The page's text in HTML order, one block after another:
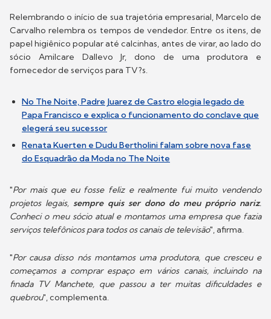
Relembrando o início de sua trajetória empresarial, Marcelo de
Carvalho relembra os tempos de vendedor. Entre os itens, de
papel higiênico popular até calcinhas, antes de virar, ao lado do
sócio Amilcare Dallevo Jr, dono de uma produtora e
fornecedor de serviços para TV?s.
No The Noite, Padre Juarez de Castro elogia legado de
Papa Francisco e explica o funcionamento do conclave que
elegerá seu sucessor
Renata Kuerten e Dudu Bertholini falam sobre nova fase
do Esquadrão da Moda no The Noite
"Por mais que eu fosse feliz e realmente fui muito vendendo
projetos legais, sempre quis ser dono do meu próprio nariz.
Conheci o meu sócio atual e montamos uma empresa que fazia
serviços telefônicos para todos os canais de televisão", afirma.
"Por causa disso nós montamos uma produtora, que cresceu e
começamos a comprar espaço em vários canais, incluindo na
finada TV Manchete, que passou a ter muitas dificuldades e
quebrou", complementa.